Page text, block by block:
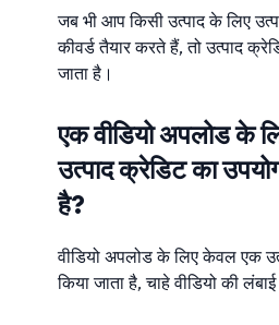
जब भी आप किसी उत्पाद के लिए
कीवर्ड तैयार करते हैं, तो उत्पाद
जाता है।
एक वीडियो अपलोड के
उत्पाद क्रेडिट का
है?
वीडियो अपलोड के लिए केवल एक
किया जाता है, चाहे वीडियो की